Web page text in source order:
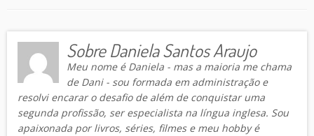
Sobre Daniela Santos Araujo
Meu nome é Daniela - mas a maioria me chama
de Dani - sou formada em administração e
resolvi encarar o desafio de além de conquistar uma
segunda profissão, ser especialista na língua inglesa. Sou
apaixonada por livros, séries, filmes e meu hobby é